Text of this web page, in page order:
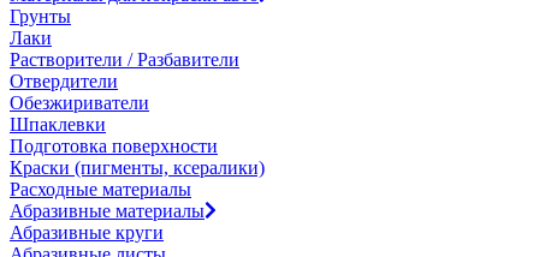
Грунты
Лаки
Растворители / Разбавители
Отвердители
Обезжириватели
Шпаклевки
Подготовка поверхности
Краски (пигменты, ксералики)
Расходные материалы
Абразивные материалы
Абразивные круги